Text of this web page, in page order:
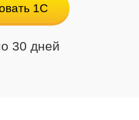
1С
30 дней